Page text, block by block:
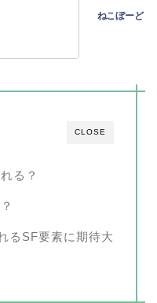
CLOSE
る？
るSF要素に期待大